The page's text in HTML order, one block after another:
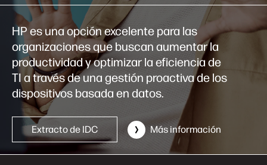
HP es una opción excelente para las
organizaciones que buscan aumentar la
productividad y optimizar la eficiencia de
TI a través de una gestión proactiva de los
dispositivos basada en datos.
Extracto de IDC Más información